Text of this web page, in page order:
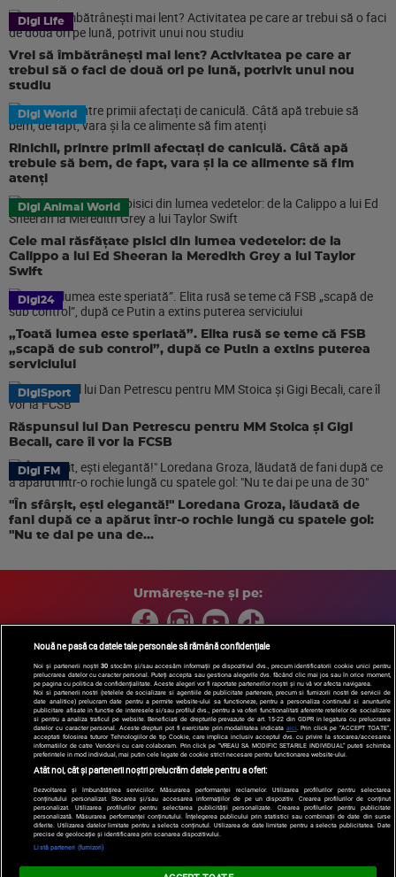
Digi Life
Vrei să îmbătrânești mai lent? Activitatea pe care ar
trebui să o faci de două ori pe lună, potrivit unui nou
studiu
Digi World
Rinichii, printre primii afectați de caniculă. Câtă apă
trebuie să bem, de fapt, vara și la ce alimente să fim
atenți
Digi Animal World
Cele mai răsfățate pisici din lumea vedetelor: de la
Calippo a lui Ed Sheeran la Meredith Grey a lui Taylor
Swift
Digi24
„Toată lumea este speriată”. Elita rusă se teme că FSB
„scapă de sub control”, după ce Putin a extins puterea
serviciului
DigiSport
Răspunsul lui Dan Petrescu pentru MM Stoica și Gigi
Becali, care îl vor la FCSB
Digi FM
"În sfârșit, ești elegantă!" Loredana Groza, lăudată de
fani după ce a apărut într-o rochie lungă cu spatele gol:
"Nu te dai pe una de...
Urmărește-ne și pe:
Copyright © 2026 / DIGI ROMANIA S.A.
Arhiva
Comunicate de presă Politica de confidentialitate
Termeni
si conditii
Gestionați preferințele| Contact/Info Codul etic
Nouă ne pasă ca datele tale personale să rămână confidențiale
Noi și partenerii noștri30 stocăm și/sau accesăm informații pe dispozitivul dvs., precum identificatorii cookie unici pentru
prelucrarea datelor cu caracter personal. Puteți accepta sau gestiona alegerile dvs. făcând clic mai jos sau în orice moment,
pe pagina cu politica de confidențialitate. Aceste alegeri vor fi raportate partenerilor noștri și nu vă vor afecta navigarea.
Noi si partenerii nostri (retelele de socializare si agentiile de publicitate partenere, precum si furnizorii nostri de servicii de
date analitice) prelucram date pentru a permite website-ului sa functioneze, pentru a personaliza continutul si anunturile
publicitare afisate in functie de interesele si/sau profilul dvs., pentru a va oferi functionalitati aferente retelelor de socializare
si pentru a analiza traficul pe website. Beneficiati de drepturile prevazute de art. 15-22 din GDPR in legatura cu prelucrarea
datelor cu caracter personal. Aceste drepturi pot fi exercitate prin modalitatea indicata aici. Prin click pe “ACCEPT TOATE”,
acceptati folosirea tuturor Tehnologiilor de tip Cookie, care implica inclusiv acceptul dvs. cu privire la stocarea/accesarea
informatiilor de catre Vendor-ii cu care colaboram. Prin click pe “VREAU SA MODIFIC SETARILE INDIVIDUAL” puteti schimba
preferintele in mod individual, mai putin cele legate de cookie strict necesare pentru functionarea website-ului.
Atât noi, cât și partenerii noștri prelucrăm datele pentru a oferi:
Dezvoltarea și îmbunătățirea serviciilor. Măsurarea performanței reclamelor. Utilizarea profilurilor pentru selectarea
conținutului personalizat. Stocarea și/sau accesarea informațiilor de pe un dispozitiv. Crearea profilurilor de conținut
personalizat. Utilizarea profilurilor pentru selectarea publicității personalizate. Crearea profilurilor pentru publicitate
personalizată. Măsurarea performanței conținutului. Înțelegerea publicului prin statistici sau combinații de date din surse
diferite. Utilizarea datelor limitate pentru a selecta conținutul. Utilizarea de date limitate pentru a selecta publicitatea. Date
precise de geolocație și identificarea prin scanarea dispozitivului.
Listă parteneri (furnizori)